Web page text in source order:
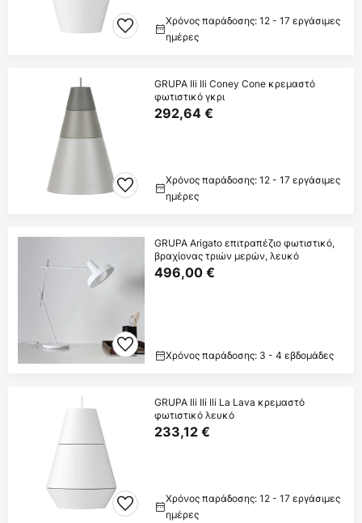
Χρόνος παράδοσης: 12 - 17 εργάσιμες
ημέρες
GRUPA Ili Ili Coney Cone κρεμαστό
φωτιστικό γκρι
292,64 €
Χρόνος παράδοσης: 12 - 17 εργάσιμες
ημέρες
GRUPA Arigato επιτραπέζιο φωτιστικό,
βραχίονας τριών μερών, λευκό
496,00 €
Χρόνος παράδοσης: 3 - 4 εβδομάδες
GRUPA Ili Ili Ili La Lava κρεμαστό
φωτιστικό λευκό
233,12 €
Χρόνος παράδοσης: 12 - 17 εργάσιμες
ημέρες